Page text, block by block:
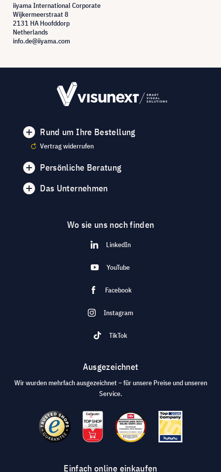
iiyama International Corporate
Wijkermeerstraat 8
2131 HA Hoofddorp
Netherlands
info.de@iiyama.com
Rund um Ihre Bestellung
Vertrag widerrufen
Persönliche Beratung
Das Unternehmen
Wo sie uns noch finden
LinkedIn
YouTube
Facebook
Instagram
TikTok
Ausgezeichnet
Wir wurden mehrfach ausgezeichnet – für unsere Preise und unseren
Service.
Einfach online einkaufen